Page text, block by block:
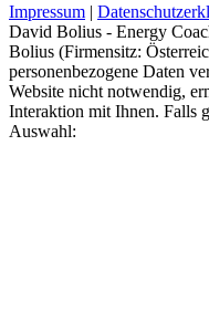
Impressum |
David Bolius - Energy
Bolius (Firmensitz:
personenbezogene Daten
Website nicht notwendig,
Interaktion mit Ihnen. Falls
Auswahl: